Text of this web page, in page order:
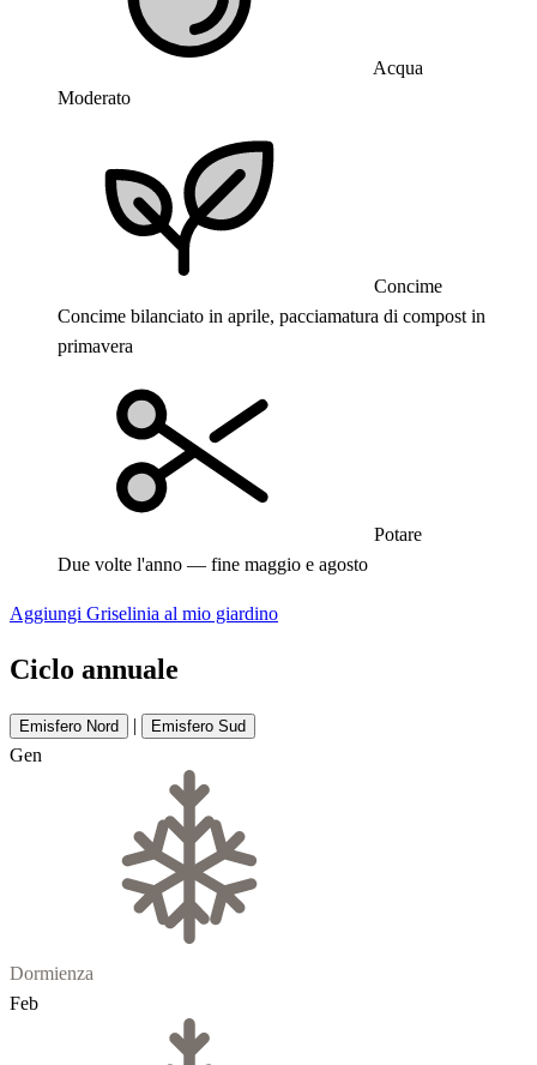
Acqua
Moderato
Concime
Concime bilanciato in aprile, pacciamatura di compost in
primavera
Potare
Due volte l'anno — fine maggio e agosto
Aggiungi Griselinia al mio giardino
Ciclo annuale
Emisfero Nord | Emisfero Sud
Gen
Dormienza
Feb